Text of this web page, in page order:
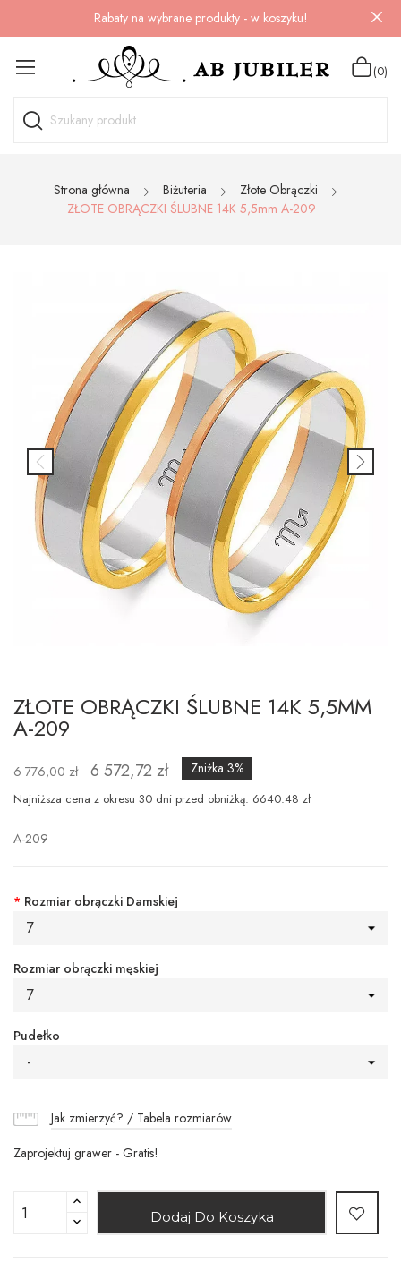
Rabaty na wybrane produkty - w koszyku!
(0)
Strona główna Biżuteria
Złote Obrączki
ZŁOTE OBRĄCZKI ŚLUBNE 14K 5,5mm A-209
ZŁOTE OBRĄCZKI ŚLUBNE 14K 5,5MM
A-209
6 776,00 zł 6 572,72 zł Zniżka 3%
Najniższa cena z okresu 30 dni przed obniżką: 6640.48 zł
A-209
* Rozmiar obrączki Damskiej
7
Rozmiar obrączki męskiej
7
Pudełko
-
Jak zmierzyć? / Tabela rozmiarów
Zaprojektuj grawer - Gratis!
Dodaj Do Koszyka